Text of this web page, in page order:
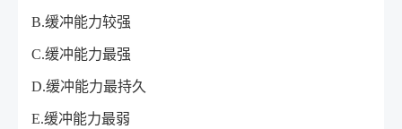
B.缓冲能力较强
C.缓冲能力最强
D.缓冲能力最持久
E.缓冲能力最弱